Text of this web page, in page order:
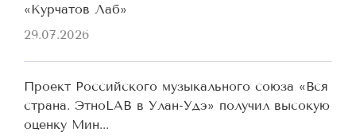
«Курчатов Лаб»
29.07.2026
Проект Российского музыкального союза «Вся
страна. ЭтноLAB в Улан-Удэ» получил высокую
оценку Мин...